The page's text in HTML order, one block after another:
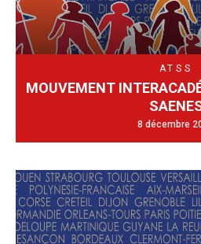
ATSS
MOUVEMENT
8 décembre